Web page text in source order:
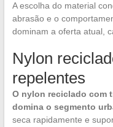
A escolha do material
abrasão e o
dominam a oferta atual,
Nylon
repelentes
O nylon reciclado com
domina o segmento
seca rapidamente e